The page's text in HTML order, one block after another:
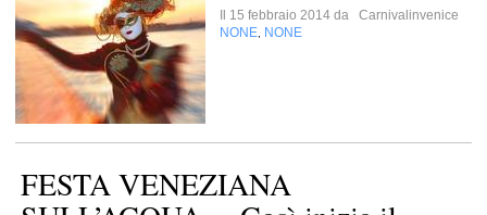
Il 15 febbraio 2014 da
Carnivalinvenice
NONE NONE
FESTA VENEZIANA